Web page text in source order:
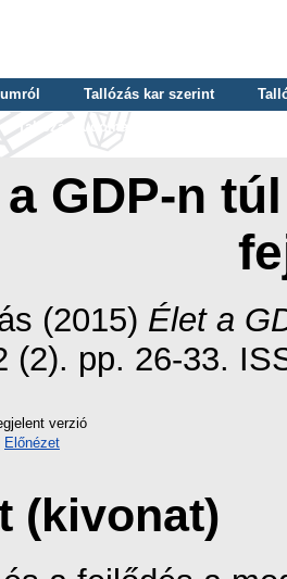
Tallózás kar szerint
Tallózás tudományterület szerint
GDP-n
(2015) Élet a
(2). pp. 26-33.
verzió
Előnézet
(kivonat)